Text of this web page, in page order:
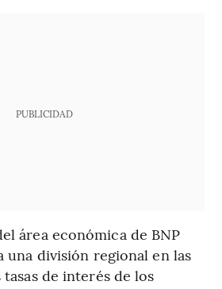
PUBLICIDAD
área económica de BNP
una división regional en las
de interés de los